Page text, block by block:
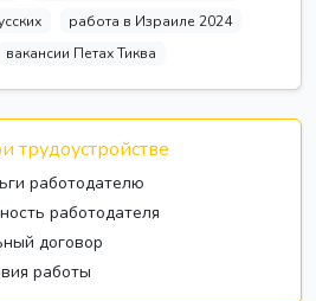
работа в Израиле 2024
вакансии Петах Тиква
трудоустройстве
работодателю
работодателя
договор
работы